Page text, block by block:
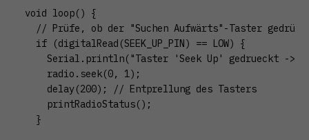
void loop() {
// Prüfe, ob der "Suchen Aufwärts"-Taster
  if (digitalRead(SEEK_UP_PIN) == LOW) {
Serial.println("Taster 'Seek Up' gedrueckt ->
    radio.seek(0, 1);
    delay(200); // Entprellung des Tasters
    printRadioStatus();
  }